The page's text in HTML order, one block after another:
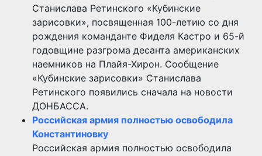
Станислава Ретинского «Кубинские
зарисовки», посвященная 100-летию со дня
рождения команданте Фиделя Кастро и 65-й
годовщине разгрома десанта американских
наемников на Плайя-Хирон. Сообщение
«Кубинские зарисовки» Станислава
Ретинского появились сначала на новости
ДОНБАССА.
Российская армия полностью освободила
Константиновку
Российская армия полностью освободила